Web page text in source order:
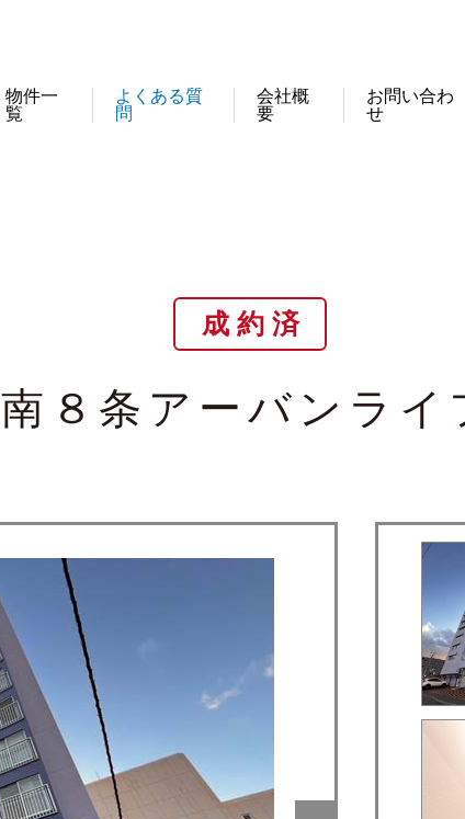
物件一
覧
よくある質
問
会社概
要
お問い合わ
せ
成 約 済
南８条アーバンライ